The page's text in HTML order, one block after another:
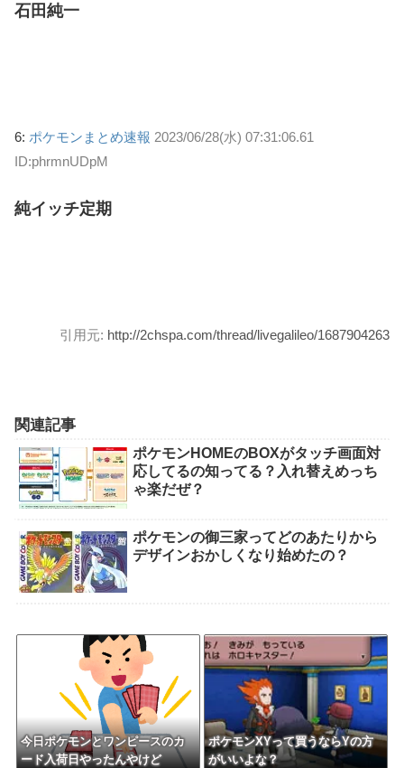
石田純一
6: ポケモンまとめ速報 2023/06/28(水) 07:31:06.61
ID:phrmnUDpM
純イッチ定期
引用元: http://2chspa.com/thread/livegalileo/1687904263
関連記事
ポケモンHOMEのBOXがタッチ画面対
応してるの知ってる？入れ替えめっち
ゃ楽だぜ？
ポケモンの御三家ってどのあたりから
デザインおかしくなり始めたの？
今日ポケモンとワンピースのカ
ード入荷日やったんやけど
ポケモンXYって買うならYの方
がいいよな？